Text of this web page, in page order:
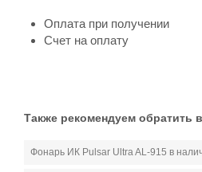
Оплата при получении
Счет на оплату
Также рекомендуем обратить
Фонарь ИК Pulsar Ultra AL-915 в